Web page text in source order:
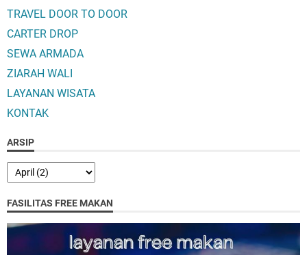
TRAVEL DOOR TO DOOR
CARTER DROP
SEWA ARMADA
ZIARAH WALI
LAYANAN WISATA
KONTAK
ARSIP
FASILITAS FREE MAKAN